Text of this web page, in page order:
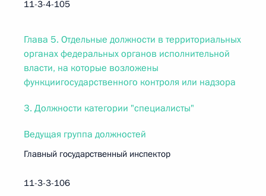
11-3-4-105
Глава 5. Отдельные должности в территориальных
органах федеральных органов исполнительной
власти, на которые возложены
функциигосударственного контроля или надзора
3. Должности категории "специалисты"
Ведущая группа должностей
Главный государственный инспектор
11-3-3-106